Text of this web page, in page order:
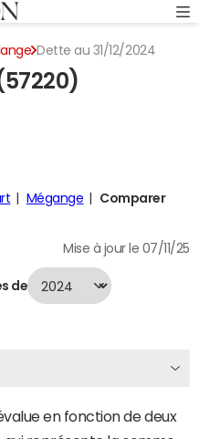
Dette au 31/12/2024
Mégange
Comparer
Mise à jour le 07/11/25
de
en fonction de deux